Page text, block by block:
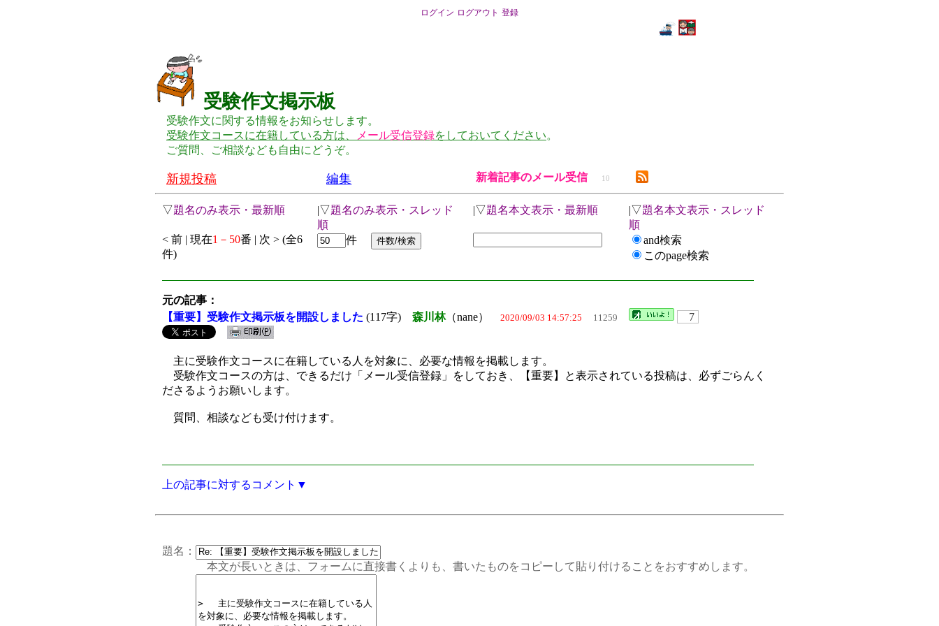
ログイン ログアウト 登録
受験作文掲示板
受験作文に関する情報をお知らせします。
受験作文コースに在籍している方は、
メール受信登録をしておいてください。
ご質問、ご相談なども自由にどうぞ。
新規投稿 編集 新着記事のメール受信 10
▽題名のみ表示・最新順 |▽題名のみ表示・スレッド
順
|▽題名本文表示・最新順 |▽題名本文表示・スレッド
順
< 前 | 現在1－50番 | 次 > (全6
件)
件
and検索
このpage検索
元の記事：
【重要】受験作文掲示板を開設しました (117字) 森川林（nane） 2020/09/03 14:57:25 11259 7
主に受験作文コースに在籍している人を対象に、必要な情報を掲載します。
受験作文コースの方は、できるだけ「メール受信登録」をしておき、【重要】と表示されている投稿は、必ずごらんく
ださるようお願いします。
質問、相談なども受け付けます。
上の記事に対するコメント▼
題名：
本文が長いときは、フォームに直接書くよりも、書いたものをコピーして貼り付けることをおすすめします。